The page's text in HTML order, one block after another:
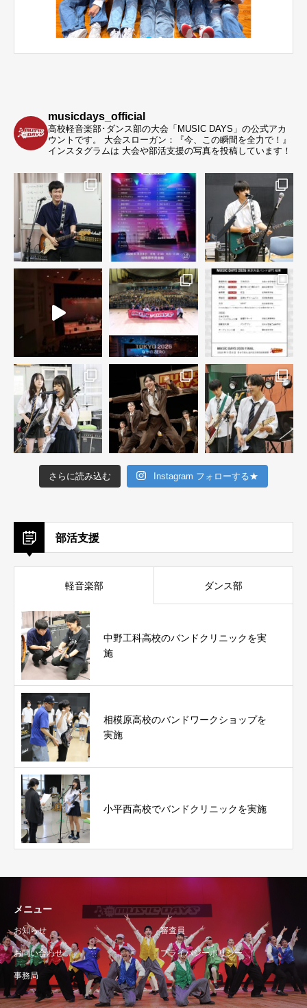
musicdays_official
高校軽音楽部･ダンス部の大会「MUSIC DAYS」の公式アカ
ウントです。
大会スローガン：『今、この瞬間を全力で！』
インスタグラムは 大会や部活支援の写真を投稿しています！
さらに読み込む Instagram フォローする★
部活支援
軽音楽部 ダンス部
中野工科高校のバンドクリニックを実
施
相模原高校のバンドワークショップを
実施
小平西高校でバンドクリニックを実施
メニュー
お知らせ 審査員
お問い合わせ プライバシーポリシー
事務局